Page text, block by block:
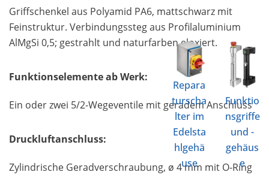
Repara
turscha
lter im
Edelsta
hlgehä
use
Funktio
nsgriffe
und -
gehäus
e
Griffschenkel aus Polyamid PA6, mattschwarz mit
Feinstruktur. Verbindungssteg aus Profilaluminium
AlMgSi 0,5; gestrahlt und naturfarben eloxiert.
Funktionselemente ab Werk:
Ein oder zwei 5/2-Wegeventile mit geradem Anschluss
Druckluftanschluss:
Zylindrische Geradverschraubung, ø 4 mm mit O-Ring